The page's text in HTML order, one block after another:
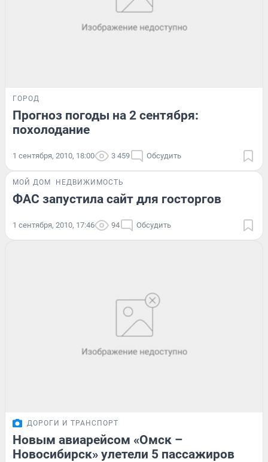
ГОРОД
Прогноз погоды на 2 сентября:
похолодание
1 сентября, 2010, 18:00 3 459 Обсудить
МОЙ ДОМ НЕДВИЖИМОСТЬ
ФАС запустила сайт для госторгов
1 сентября, 2010, 17:46 94 Обсудить
ДОРОГИ И ТРАНСПОРТ
Новым авиарейсом «Омск –
Новосибирск» улетели 5 пассажиров